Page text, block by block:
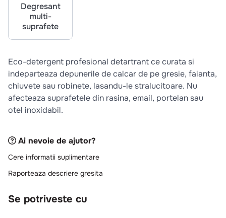
Degresant
multi-
suprafete
Eco-detergent profesional detartrant ce curata si
indeparteaza depunerile de calcar de pe gresie, faianta,
chiuvete sau robinete, lasandu-le stralucitoare. Nu
afecteaza suprafetele din rasina, email, portelan sau
otel inoxidabil.
Ai nevoie de ajutor?
Cere informatii suplimentare
Raporteaza descriere gresita
Se potriveste cu